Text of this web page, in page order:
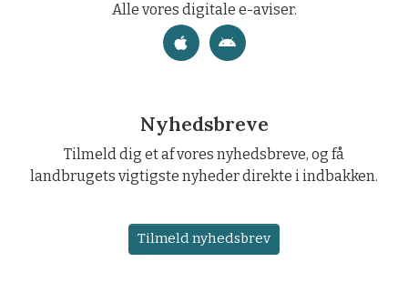
Alle vores digitale e-aviser.
Nyhedsbreve
Tilmeld dig et af vores nyhedsbreve, og få
landbrugets vigtigste nyheder direkte i indbakken.
Tilmeld nyhedsbrev